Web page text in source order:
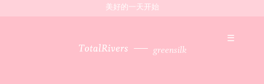
美好的一天开始
greensilk
☰